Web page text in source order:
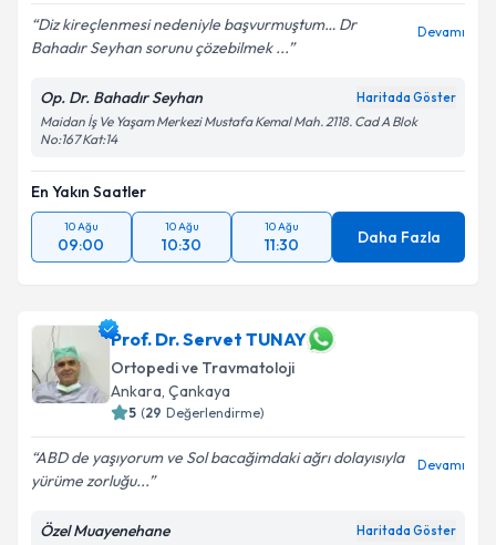
Diz kireçlenmesi nedeniyle başvurmuştum… Dr
Bahadır Seyhan sorunu çözebilmek ...
Devamı
Op. Dr. Bahadır Seyhan Haritada Göster
Maidan İş Ve Yaşam Merkezi Mustafa Kemal Mah. 2118. Cad A Blok
No:167 Kat:14
En Yakın Saatler
10 Ağu
09:00
10 Ağu
10:30
10 Ağu
11:30 Daha Fazla
Prof. Dr. Servet TUNAY
Ortopedi ve Travmatoloji
Ankara, Çankaya
5 (29 Değerlendirme)
ABD de yaşıyorum ve Sol bacağimdaki ağrı dolayısıyla
yürüme zorluğu...
Devamı
Özel Muayenehane Haritada Göster